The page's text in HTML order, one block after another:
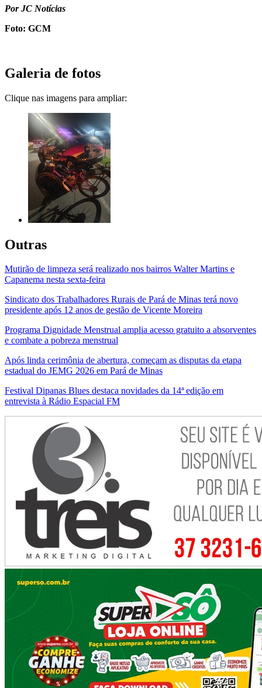
Por JC Notícias
Foto: GCM
Galeria de fotos
Clique nas imagens para ampliar:
Outras
Mutirão de limpeza será realizado nos bairros Walter Martins e
Capanema nesta sexta-feira
Sindicato dos Trabalhadores Rurais de Pará de Minas terá novo
presidente após 12 anos de gestão de Vicente Moreira
Programa Dignidade Menstrual amplia acesso gratuito a absorventes
e combate a pobreza menstrual
Após linda cerimônia de abertura, começam as disputas da etapa
estadual do JEMG 2026 em Pará de Minas
Festival Dipanas Blues destaca novidades da 14ª edição em
entrevista à Rádio Espacial FM